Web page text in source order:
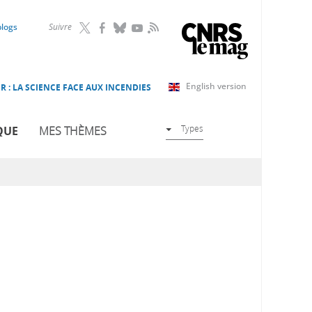
Suivre RSS
English version
: LA SCIENCE FACE AUX INCENDIES
MES THÈMES Types